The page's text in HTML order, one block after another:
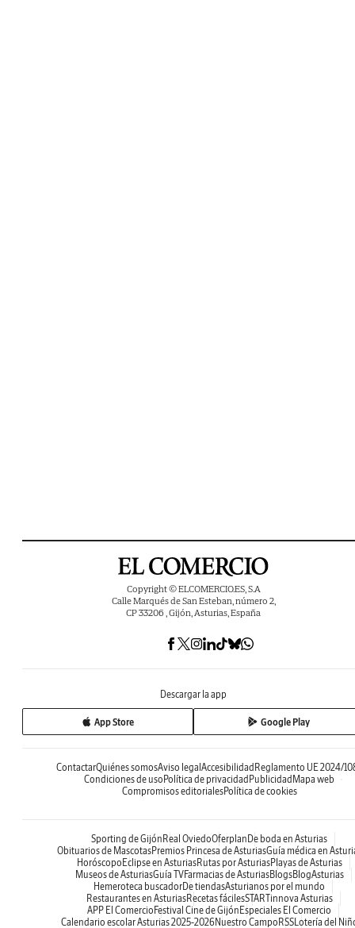
Copyright © ELCOMERCIO.ES, S.A
Calle Marqués de San Esteban, número 2,
CP 33206 , Gijón, Asturias, España
Descargar la app
App Store Google Play
ContactarQuiénes somosAviso legal Accesibilidad Reglamento UE 2024/
Condiciones de uso Política de privacidad Publicidad Mapa web
Compromisos editorialesPolítica de cookies
Sporting de Gijón Real OviedoOferplan De boda en Asturias
Obituarios de MascotasPremios Princesa de AsturiasGuía médica en
Horóscopo Eclipse en AsturiasRutas por AsturiasPlayas de Asturias
Museos de AsturiasGuía TVFarmacias de AsturiasBlogsBlogAsturias
Hemeroteca buscadorDe tiendasAsturianos por el mundo
Restaurantes en AsturiasRecetas fácilesSTARTinnova Asturias
APP El Comercio Festival Cine de Gijón Especiales El Comercio
Calendario escolar Asturias 2025-2026Nuestro Campo RSSLotería del